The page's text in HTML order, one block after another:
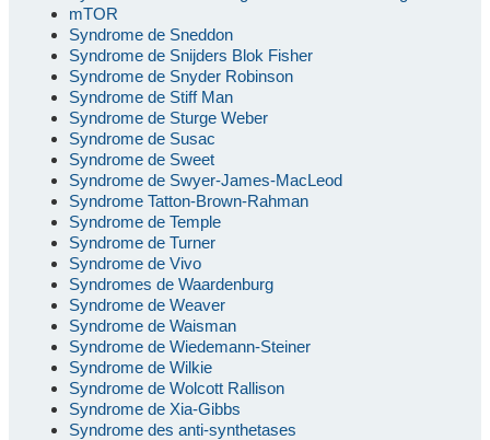
mTOR
Syndrome de Sneddon
Syndrome de Snijders Blok Fisher
Syndrome de Snyder Robinson
Syndrome de Stiff Man
Syndrome de Sturge Weber
Syndrome de Susac
Syndrome de Sweet
Syndrome de Swyer-James-MacLeod
Syndrome Tatton-Brown-Rahman
Syndrome de Temple
Syndrome de Turner
Syndrome de Vivo
Syndromes de Waardenburg
Syndrome de Weaver
Syndrome de Waisman
Syndrome de Wiedemann-Steiner
Syndrome de Wilkie
Syndrome de Wolcott Rallison
Syndrome de Xia-Gibbs
Syndrome des anti-synthetases